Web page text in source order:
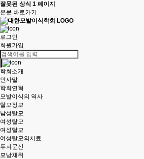
잘못된 상식 1 페이지
본문 바로가기
로그인
회원가입
학회소개
인사말
학회연혁
모발이식의 역사
탈모정보
남성탈모
여성탈모
여성탈모
여성탈모의치료
두피문신
모낭채취